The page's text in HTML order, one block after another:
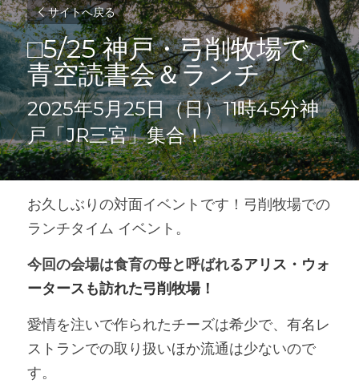
サイトへ戻る
□5/25 神戸・弓削牧場で
青空読書会＆ランチ
2025年5月25日（日）11時45分神
戸「JR三宮」集合！
お久しぶりの対面イベントです！弓削牧場での
ランチタイム イベント。
今回の会場は食育の母と呼ばれるアリス・ウォ
ータースも訪れた弓削牧場！
愛情を注いで作られたチーズは希少で、有名レ
ストランでの取り扱いほか流通は少ないので
す。